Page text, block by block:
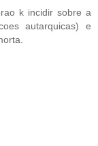
k incidir sobre a
autarquicas) e